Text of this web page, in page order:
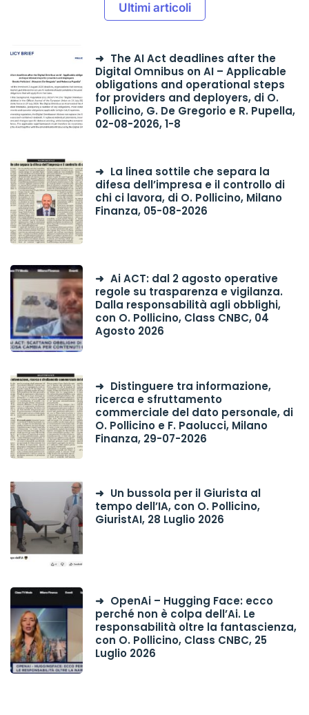
Ultimi articoli
The AI Act deadlines after the
Digital Omnibus on AI – Applicable
obligations and operational steps
for providers and deployers, di O.
Pollicino, G. De Gregorio e R. Pupella,
02-08-2026, 1-8
La linea sottile che separa la
difesa dell’impresa e il controllo di
chi ci lavora, di O. Pollicino, Milano
Finanza, 05-08-2026
Ai ACT: dal 2 agosto operative
regole su trasparenza e vigilanza.
Dalla responsabilità agli obblighi,
con O. Pollicino, Class CNBC, 04
Agosto 2026
Distinguere tra informazione,
ricerca e sfruttamento
commerciale del dato personale, di
O. Pollicino e F. Paolucci, Milano
Finanza, 29-07-2026
Un bussola per il Giurista al
tempo dell’IA, con O. Pollicino,
GiuristAI, 28 Luglio 2026
OpenAi – Hugging Face: ecco
perché non è colpa dell’Ai. Le
responsabilità oltre la fantascienza,
con O. Pollicino, Class CNBC, 25
Luglio 2026